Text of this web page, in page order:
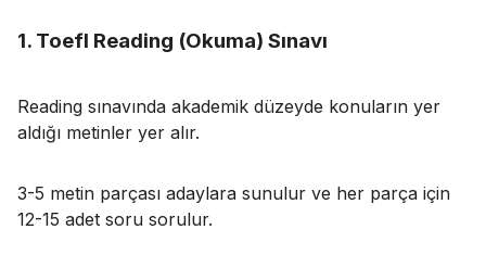
1. Toefl Reading (Okuma) Sınavı
Reading sınavında akademik düzeyde konuların yer
aldığı metinler yer alır.
3-5 metin parçası adaylara sunulur ve her parça için
12-15 adet soru sorulur.